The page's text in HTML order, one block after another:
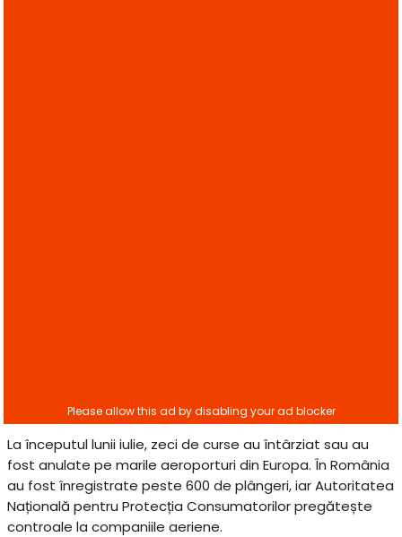
La începutul lunii iulie, zeci de curse au întârziat sau au
fost anulate pe marile aeroporturi din Europa. În România
au fost înregistrate peste 600 de plângeri, iar Autoritatea
Națională pentru Protecția Consumatorilor pregătește
controale la companiile aeriene.